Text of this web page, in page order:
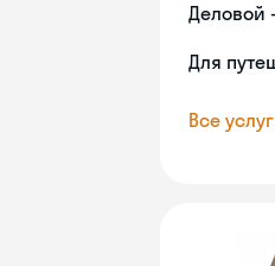
Деловой
Для
Все